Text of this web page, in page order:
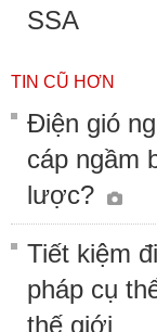
SSA
TIN CŨ HƠN
Điện gió
cáp ngầm
lược?
Tiết kiệm
pháp cụ
thế giới